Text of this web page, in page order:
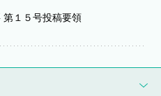
第１５号投稿要領